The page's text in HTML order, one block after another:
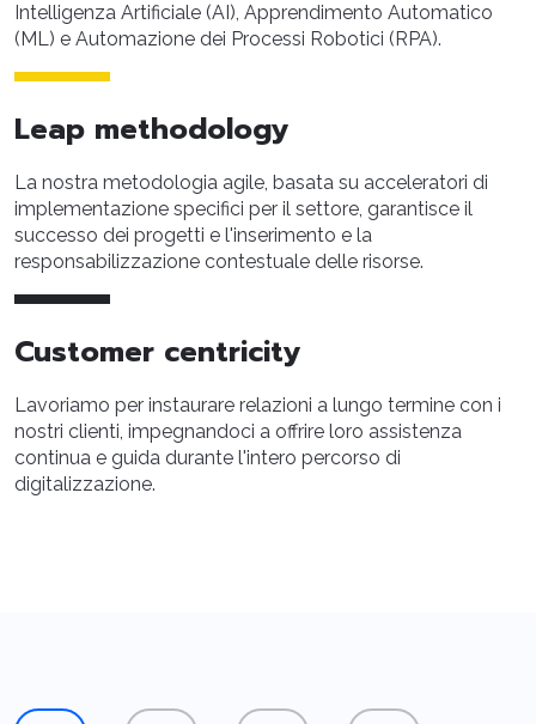
Intelligenza Artificiale (AI), Apprendimento Automatico
(ML) e Automazione dei Processi Robotici (RPA).
Leap methodology
La nostra metodologia agile, basata su acceleratori di
implementazione specifici per il settore, garantisce il
successo dei progetti e l'inserimento e la
responsabilizzazione contestuale delle risorse.
Customer centricity
Lavoriamo per instaurare relazioni a lungo termine con i
nostri clienti, impegnandoci a offrire loro assistenza
continua e guida durante l'intero percorso di
digitalizzazione.